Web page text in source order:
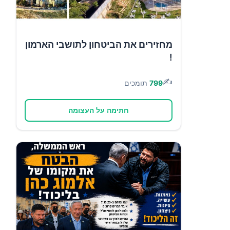
מחזירים את הביטחון לתושבי הארמון
!
✍️
799 תומכים
חתימה על העצומה